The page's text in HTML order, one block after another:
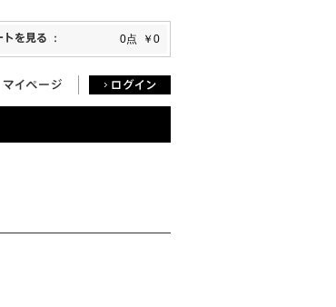
0点 ￥0